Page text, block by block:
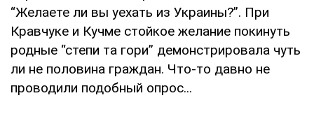
“Желаете ли вы уехать из Украины?”. При
Кравчуке и Кучме стойкое желание покинуть
родные “степи та гори” демонстрировала чуть
ли не половина граждан. Что-то давно не
проводили подобный опрос...